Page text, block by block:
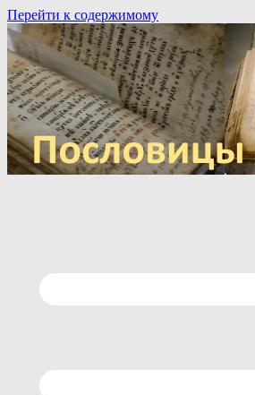
Перейти к содержимому